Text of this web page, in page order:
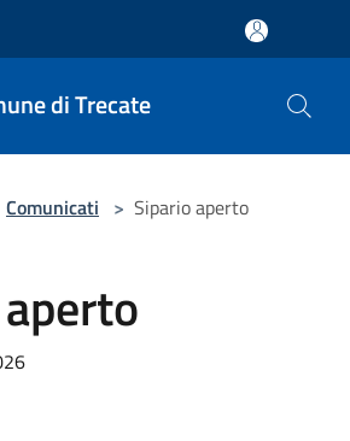
di Trecate
Comunicati > Sipario aperto